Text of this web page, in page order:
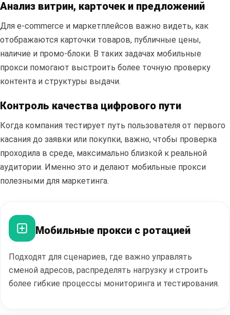
Анализ витрин, карточек и предложений
Для e-commerce и маркетплейсов важно видеть, как
отображаются карточки товаров, публичные цены,
наличие и промо-блоки. В таких задачах мобильные
прокси помогают выстроить более точную проверку
контента и структуры выдачи.
Контроль качества цифрового пути
Когда компания тестирует путь пользователя от первого
касания до заявки или покупки, важно, чтобы проверка
проходила в среде, максимально близкой к реальной
аудитории. Именно это и делают мобильные прокси
полезными для маркетинга.
Мобильные прокси с ротацией
Подходят для сценариев, где важно управлять
сменой адресов, распределять нагрузку и строить
более гибкие процессы мониторинга и тестирования.
Полезные статьи